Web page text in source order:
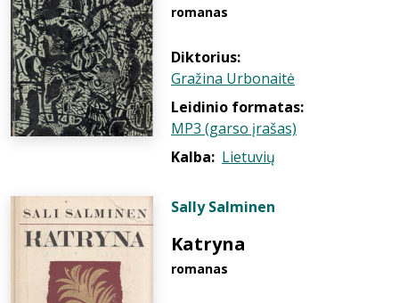
romanas
Diktorius:
Gražina Urbonaitė
Leidinio formatas:
MP3 (garso įrašas)
Kalba: Lietuvių
Sally Salminen
Katryna
romanas